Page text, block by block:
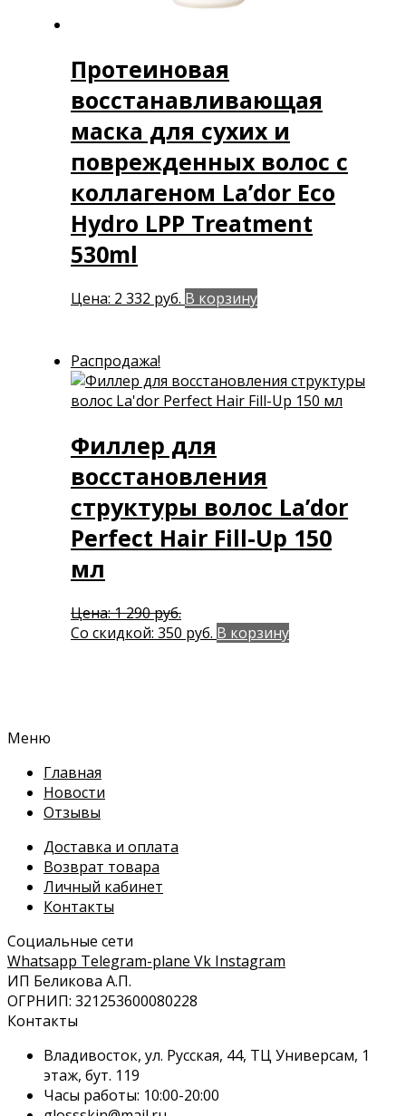
Протеиновая
восстанавливающая
маска для сухих и
поврежденных волос с
коллагеном La’dor Eco
Hydro LPP Treatment
530ml
Цена: 2 332 руб. В корзину
Распродажа!
Филлер для
восстановления
структуры волос La’dor
Perfect Hair Fill-Up 150
мл
Цена:1 290руб.Первоначальная
цена
Со скидкой: 350 руб. Текущая
В корзину
Меню
Главная
Новости
Отзывы
Доставка и оплата
Возврат товара
Личный кабинет
Контакты
Социальные сети
Whatsapp Telegram-plane Vk Instagram
ИП Беликова А.П.
ОГРНИП: 321253600080228
Контакты
Владивосток, ул. Русская, 44, ТЦ Универсам, 1
этаж, бут. 119
Часы работы: 10:00-20:00